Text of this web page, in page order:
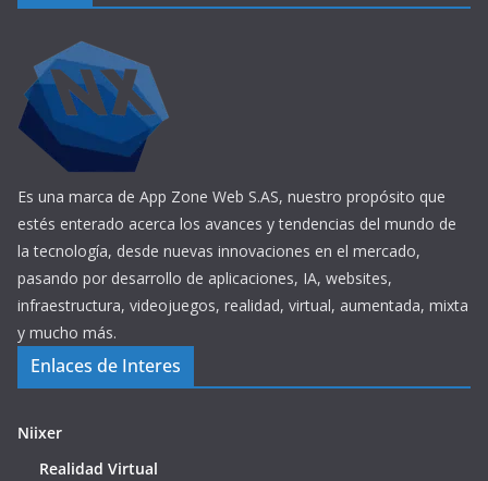
Es una marca de App Zone Web S.AS, nuestro propósito que
estés enterado acerca los avances y tendencias del mundo de
la tecnología, desde nuevas innovaciones en el mercado,
pasando por desarrollo de aplicaciones, IA, websites,
infraestructura, videojuegos, realidad, virtual, aumentada, mixta
y mucho más.
Enlaces de Interes
Niixer
Realidad Virtual